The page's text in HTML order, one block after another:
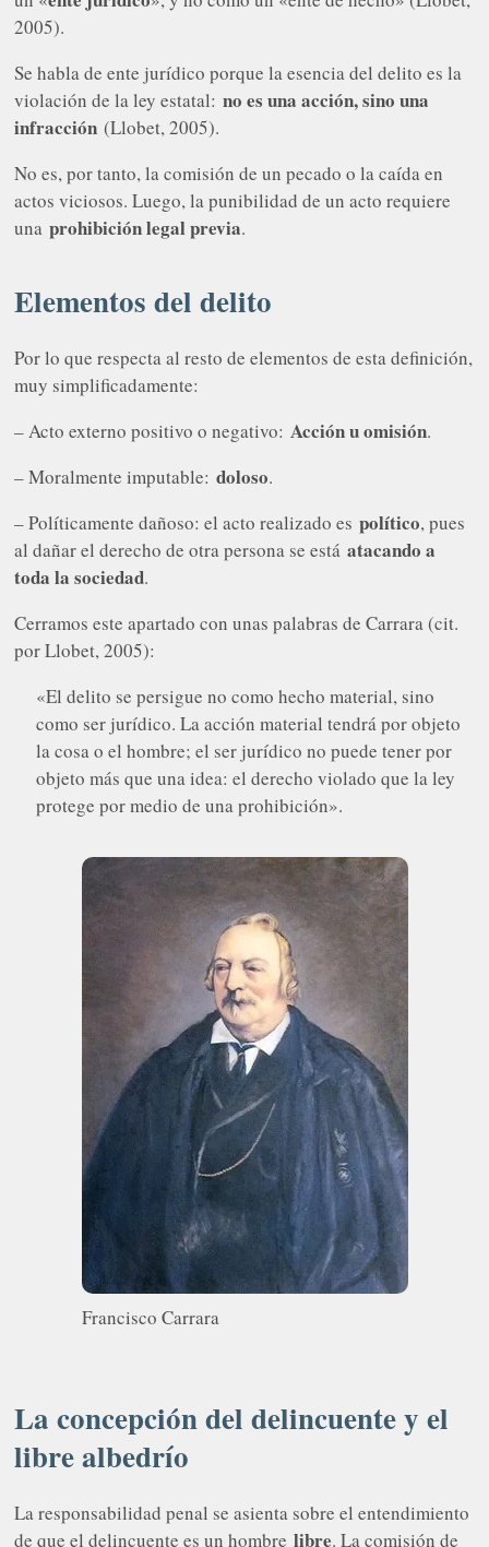
2005).
Se habla de ente jurídico porque la esencia del delito es la
violación de la ley estatal:no es una acción, sino una
infracción (Llobet, 2005).
No es, por tanto, la comisión de un pecado o la caída en
actos viciosos. Luego, la punibilidad de un acto requiere
unaprohibición legal previa.
Elementos del delito
Por lo que respecta al resto de elementos de esta definición,
muy simplificadamente:
– Acto externo positivo o negativo:Acción u omisión.
– Moralmente imputable:doloso.
– Políticamente dañoso: el acto realizado espolítico, pues
al dañar el derecho de otra persona se estáatacando a
toda la sociedad.
Cerramos este apartado con unas palabras de Carrara (cit.
por Llobet, 2005):
«El delito se persigue no como hecho material, sino
como ser jurídico. La acción material tendrá por objeto
la cosa o el hombre; el ser jurídico no puede tener por
objeto más que una idea: el derecho violado que la ley
protege por medio de una prohibición».
Francisco Carrara
La concepción del delincuente y el
libre albedrío
La responsabilidad penal se asienta sobre el entendimiento
de que el delincuente es un hombrelibre. La comisión de